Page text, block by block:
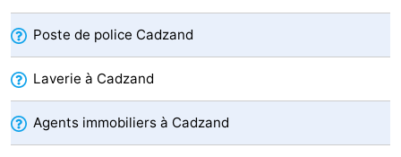
Bad
Meersee
-
Beach
Resort
Nieuwvliet-
-
De
Meulinge
-
EuroParcs
-
Poste de police Cadzand
Laverie à Cadzand
Agents immobiliers à Cadzand